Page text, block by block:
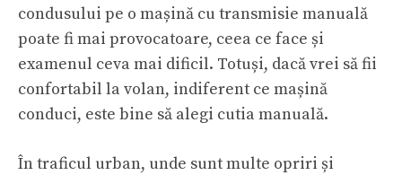
condusului pe o mașină cu transmisie manuală
poate fi mai provocatoare, ceea ce face și
examenul ceva mai dificil. Totuși, dacă vrei să fii
confortabil la volan, indiferent ce mașină
conduci, este bine să alegi cutia manuală.
În traficul urban, unde sunt multe opriri și